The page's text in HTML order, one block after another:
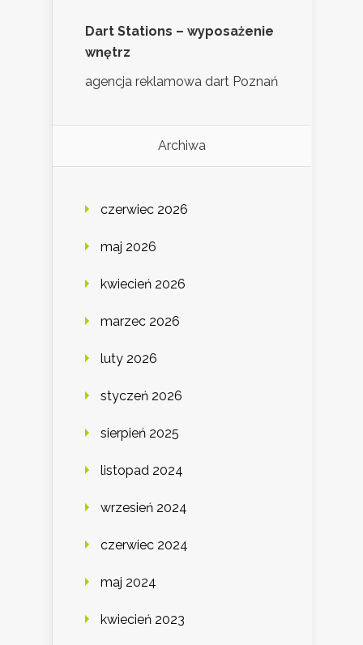
Dart Stations – wyposażenie
wnętrz
agencja reklamowa dart Poznań
Archiwa
czerwiec 2026
maj 2026
kwiecień 2026
marzec 2026
luty 2026
styczeń 2026
sierpień 2025
listopad 2024
wrzesień 2024
czerwiec 2024
maj 2024
kwiecień 2023